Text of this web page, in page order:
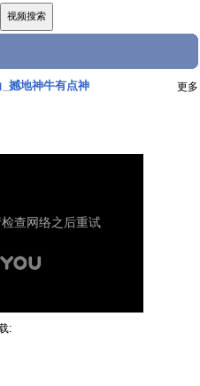
撼地神牛有点神 更多
: